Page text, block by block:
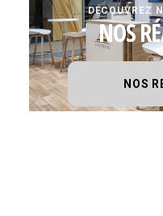
DÉCOUVREZ
NOS
NOS